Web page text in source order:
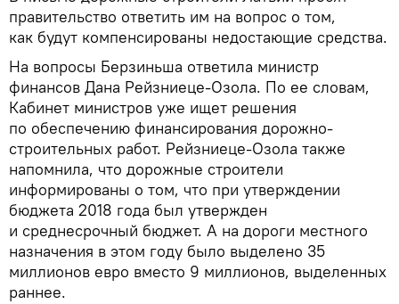
правительство ответить им на вопрос о том,
как будут компенсированы недостающие средства.
На вопросы Берзиньша ответила министр
финансов Дана Рейзниеце-Озола. По ее словам,
Кабинет министров уже ищет решения
по обеспечению финансирования дорожно-
строительных работ. Рейзниеце-Озола также
напомнила, что дорожные строители
информированы о том, что при утверждении
бюджета 2018 года был утвержден
и среднесрочный бюджет. А на дороги местного
назначения в этом году было выделено 35
миллионов евро вместо 9 миллионов, выделенных
раннее.